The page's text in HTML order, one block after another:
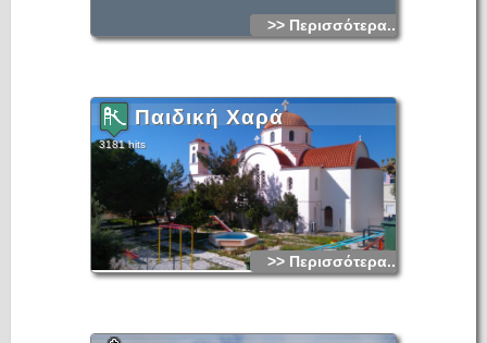
>> Περισσότερα...
Παιδική Χαρά
3181 hits
>> Περισσότερα...